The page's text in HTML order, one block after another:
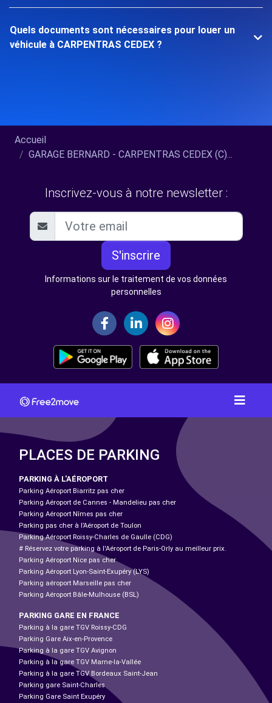
Quels documents sont nécessaires pour louer un
véhicule à CARPENTRAS CEDEX ?
Accueil
GARAGE BERNARD - CARPENTRAS CEDEX (C)...
Inscrivez-vous à notre newsletter :
S'inscrire
Informations sur le traitement de vos données
personnelles
PLACES DE PARKING
PARKING À L'AÉROPORT
Parking Aéroport Biarritz pas cher
Parking Aéroport de Cannes - Mandelieu pas cher
Parking Aéroport Nîmes pas cher
Parking pas cher à l’Aéroport de Toulon
Parking Aéroport Roissy-Charles de Gaulle (CDG)
# Réservez votre parking à l'Aéroport de Paris-Orly au meilleur prix.
Parking Aéroport Nice pas cher
Parking Aéroport Lyon-Saint-Exupéry (LYS)
Parking aéroport Marseille pas cher
Parking Aéroport Bâle-Mulhouse (BSL)
PARKING GARE EN FRANCE
Parking à la gare TGV Roissy-CDG
Parking Gare Aix-en-Provence
Parking à la gare TGV Avignon
Parking à la gare TGV Marne-la-Vallée
Parking à la gare TGV Bordeaux Saint-Jean
Parking gare Saint-Charles
Parking Gare Saint Exupéry